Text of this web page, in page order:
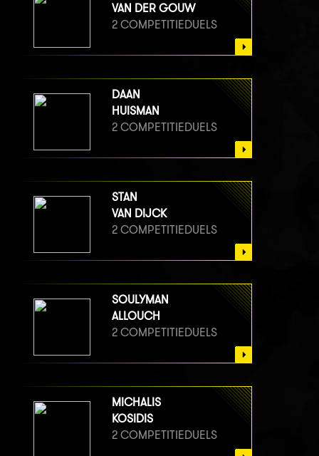
VAN DER GOUW
2 COMPETITIEDUELS
DAAN
HUISMAN
2 COMPETITIEDUELS
STAN
VAN DIJCK
2 COMPETITIEDUELS
SOULYMAN
ALLOUCH
2 COMPETITIEDUELS
MICHALIS
KOSIDIS
2 COMPETITIEDUELS